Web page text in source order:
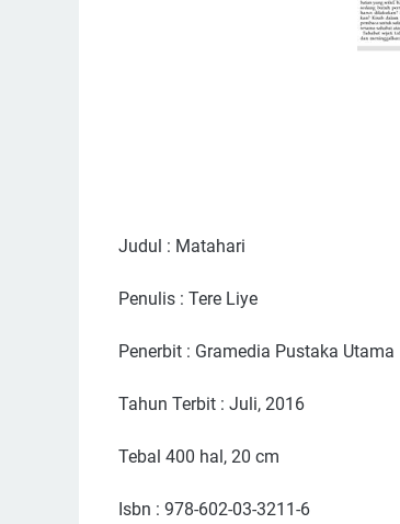
Judul : Matahari
Penulis : Tere Liye
Penerbit : Gramedia Pustaka Utama
Tahun Terbit : Juli, 2016
Tebal 400 hal, 20 cm
Isbn : 978-602-03-3211-6